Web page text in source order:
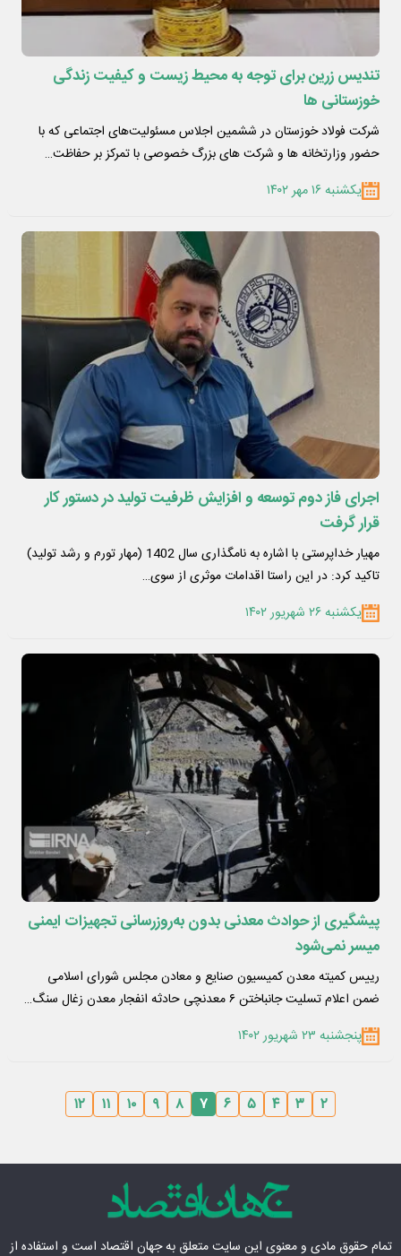
تندیس زرین برای توجه به محیط زیست و کیفیت زندگی
خوزستانی ها
شرکت فولاد خوزستان در ششمین اجلاس مسئولیت‌های اجتماعی که با
حضور وزارتخانه ها و شرکت های بزرگ خصوصی با تمرکز بر حفاظت…
یکشنبه ۱۶ مهر ۱۴۰۲
اجرای فاز دوم توسعه و افزایش ظرفیت تولید در دستور کار
قرار گرفت
مهیار خداپرستی با اشاره به نامگذاری سال 1402 (مهار تورم و رشد تولید)
تاکید کرد: در این راستا اقدامات موثری از سوی…
یکشنبه ۲۶ شهریور ۱۴۰۲
پیشگیری از حوادث معدنی بدون به‌روزرسانی تجهیزات ایمنی
میسر نمی‌شود
رییس کمیته معدن کمیسیون صنایع و معادن مجلس شورای اسلامی
ضمن اعلام تسلیت جانباختن ۶ معدنچی حادثه انفجار معدن زغال سنگ…
پنجشنبه ۲۳ شهریور ۱۴۰۲
۲ ۳ ۴ ۵ ۶ ۷ ۸ ۹ ۱۰ ۱۱ ۱۲
تمام حقوق مادی‌ و معنوی این سایت متعلق بهجهان اقتصاد است و استفاده از